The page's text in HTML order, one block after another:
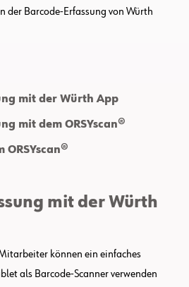
der Barcode-Erfassung von Würth
mit der Würth App
mit dem ORSYscan®
ORSYscan®
mit der Würth
können ein einfaches
als Barcode-Scanner verwenden